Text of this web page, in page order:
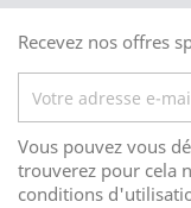
Recevez nos offres
Vous pouvez vous
trouverez pour cela
conditions